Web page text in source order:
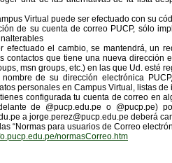
Virtual puede ser efectuado con su
de su cuenta de correo PUCP, sólo
efectuado el cambio, se mantendrá, un
contactos que tiene una nueva dirección
msn groups, etc.) en las que Ud. esté
de su dirección electrónica
personales en Campus Virtual, listas
configurada tu cuenta de correo en
de @pucp.edu.pe o @pucp.pe)
a jorge.perez@pucp.edu.pe deberá
“Normas para usuarios de Correo
normasCorreo.htm